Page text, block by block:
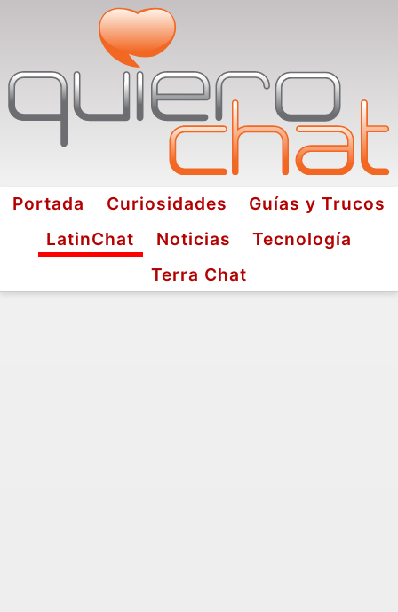
Portada Curiosidades
Guías y Trucos
LatinChat
Noticias
Tecnología
Terra Chat